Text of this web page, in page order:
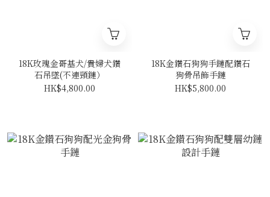
18K玫瑰金哥基犬/貴婦犬鑽
石吊墜(不連頸鏈）
HK$4,800.00
18K金鑽石狗狗手鏈配鑽石
狗骨吊飾手鏈
HK$5,800.00